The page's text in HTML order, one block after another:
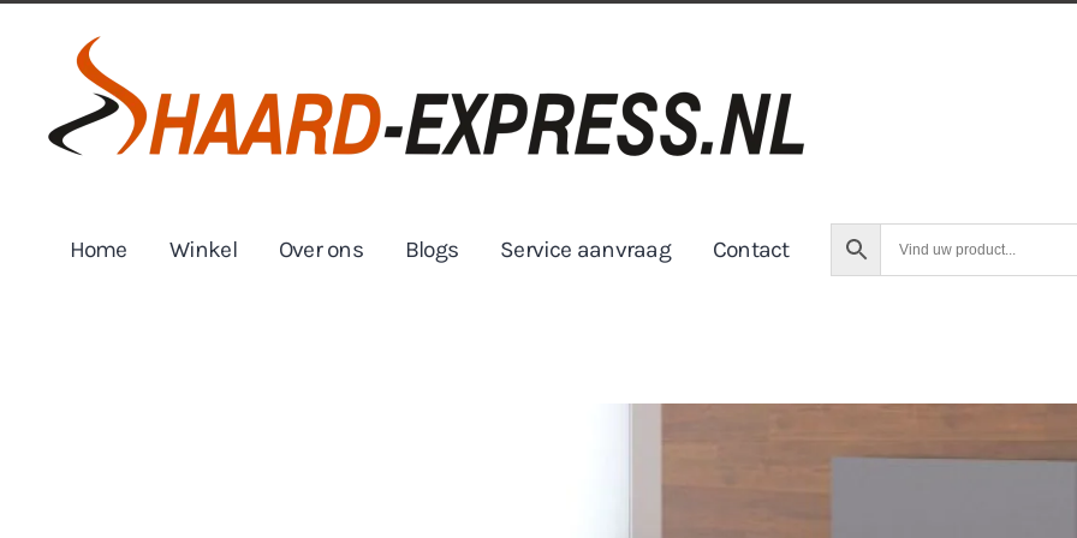
Skip to main content
Home Winkel Over ons Blogs Service aanvraag Contact